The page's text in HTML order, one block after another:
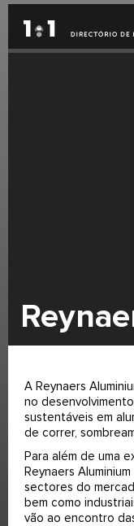
A Reynaers
no
sustentáveis em
de correr,
Para além de uma
Reynaers
sectores do
bem como
vão ao encontro